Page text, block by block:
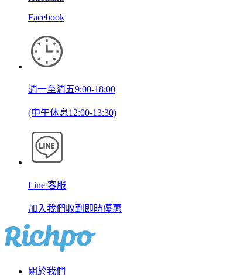
Facebook
週一至週五9:00-18:00
(中午休息12:00-13:30)
Line 客服
加入我們收到即時優惠
關於我們